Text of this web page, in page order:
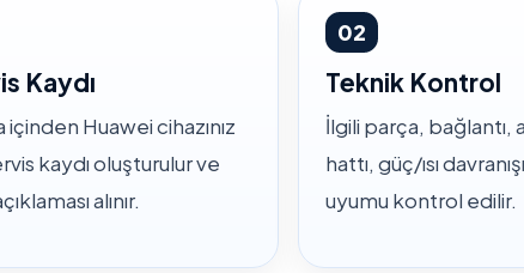
Kaydı
içinden Huawei cihazınız
kaydı oluşturulur ve
alınır.
02
Teknik Kontrol
İlgili parça, bağlantı,
hattı, güç/ısı
uyumu kontrol edilir.